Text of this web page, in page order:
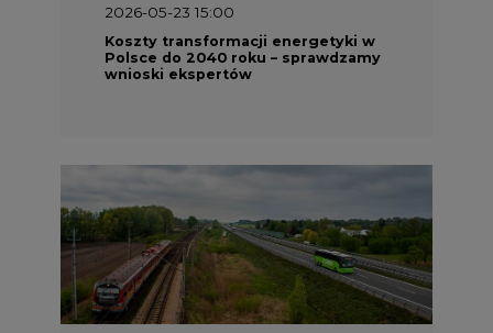
2026-05-23 15:00
Koszty transformacji energetyki w
Polsce do 2040 roku – sprawdzamy
wnioski ekspertów